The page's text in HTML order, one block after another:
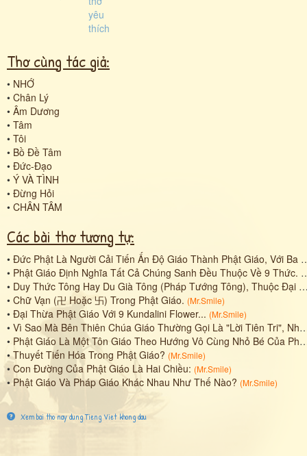
Thơ cùng tác giả:
• NHỚ
• Chân Lý
• Âm Dương
• Tâm
• Tôi
• Bồ Đề Tâm
• Đức-Đạo
• Ý VÀ TÌNH
• Đừng Hỏi
• CHÂN TÂM
Các bài thơ tương tự:
• Đức Phật Là Người Cải Tiến Ấn Độ Giáo Thành Phật Giáo, Với Ba Vị Thần Shiva, Brahma, Vishnu Trong Một Đại Thể Phật Duy Nhất.
• Phật Giáo Định Nghĩa Tất Cả Chúng Sanh Đều Thuộc Về 9 Thức. (
• Duy Thức Tông Hay Du Già Tông (Pháp Tướng Tông), Thuộc Đại Thừa Phật Giáo.
• Chữ Vạn (卍 Hoặc 卐) Trong Phật Giáo. (Mr.Smile)
• Đại Thừa Phật Giáo Với 9 Kundalini Flower... (Mr.Smile)
• Vì Sao Mà Bên Thiên Chúa Giáo Thường Gọi Là "Lời Tiên Tri", Nhưng Bên Phật Giáo Thường Gọi "Lời Kinh"?
• Phật Giáo Là Một Tôn Giáo Theo Hướng Vô Cùng Nhỏ Bé Của Phật Tính (Buddha Nature) Hay Tâm Thức Vàng Kim.
•Thuyết Tiến Hóa Trong Phật Giáo? (Mr.Smile)
• Con Đường Của Phật Giáo Là Hai Chiều: (Mr.Smile)
•Phật Giáo Và Pháp Giáo Khác Nhau Như Thế Nào? (Mr.Smile)
Xem bai tho nay dung Tieng Viet khong dau